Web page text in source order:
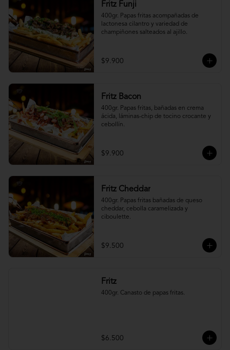
Fritz Funji
400gr. Papas fritas acompañadas de
lactonesa cilantro y variedad de
champiñones salteados al ajillo.
$9.900
Fritz Bacon
400gr. Papas fritas, bañadas en crema
ácida, láminas-chip de tocino crocante y
cebollín.
$9.900
Fritz Cheddar
400gr. Papas fritas bañadas de queso
cheddar, cebolla caramelizada y
ciboulette.
$9.500
Fritz
400gr. Canasto de papas fritas.
$6.500